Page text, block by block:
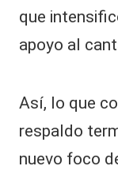
que
apoyo al
Así, lo que
respaldo
nuevo foco